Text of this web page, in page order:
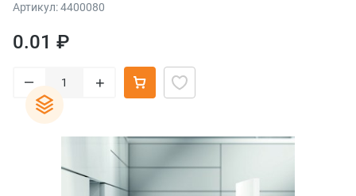
Артикул: 4400080
0.01 ₽
– +